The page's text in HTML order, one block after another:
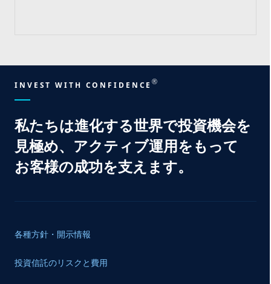
INVEST WITH CONFIDENCE®
私たちは進化する世界で投資機会を
見極め、 アクティブ運用をもって
お客様の成功を支えます。
各種方針・開示情報
投資信託のリスクと費用